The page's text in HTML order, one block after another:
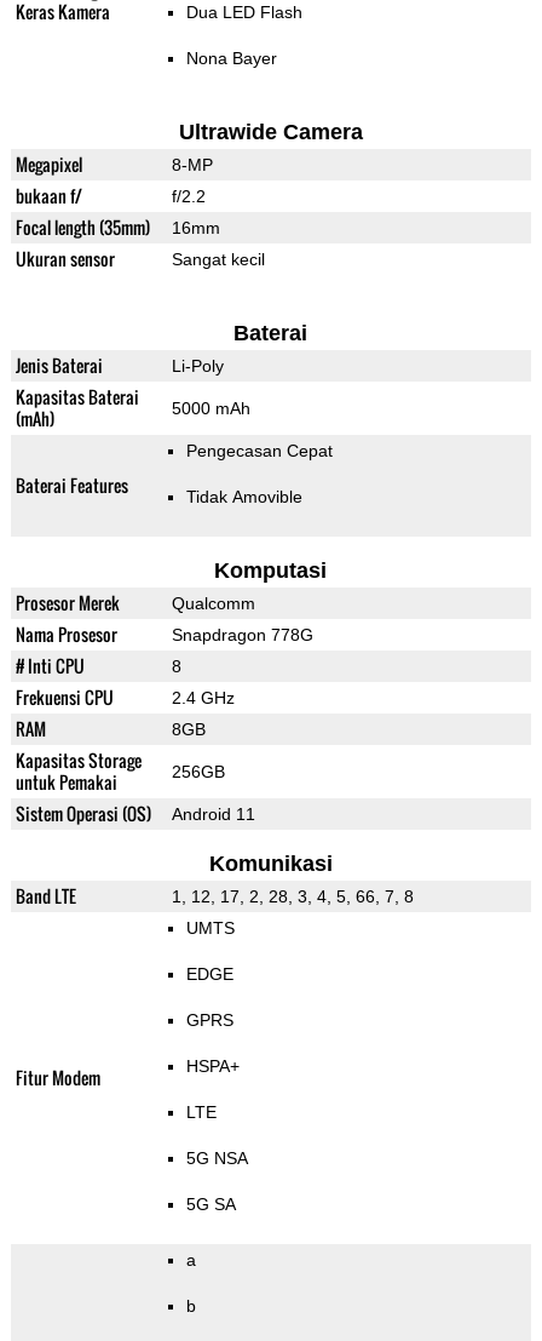
Keras Kamera
Dua LED Flash
Nona Bayer
Ultrawide Camera
Megapixel 8-MP
bukaan f/ f/2.2
Focal length (35mm) 16mm
Ukuran sensor Sangat kecil
Baterai
Jenis Baterai Li-Poly
Kapasitas Baterai
(mAh)
5000 mAh
Baterai Features
Pengecasan Cepat
Tidak Amovible
Komputasi
Prosesor Merek Qualcomm
Nama Prosesor Snapdragon 778G
# Inti CPU 8
Frekuensi CPU 2.4 GHz
RAM 8GB
Kapasitas Storage
untuk Pemakai
256GB
Sistem Operasi (OS) Android 11
Komunikasi
Band LTE 1, 12, 17, 2, 28, 3, 4, 5, 66, 7, 8
Fitur Modem
UMTS
EDGE
GPRS
HSPA+
LTE
5G NSA
5G SA
a
b